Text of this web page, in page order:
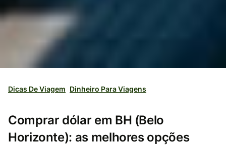
Dicas De Viagem Dinheiro Para Viagens
Comprar dólar em BH (Belo
Horizonte): as melhores opções